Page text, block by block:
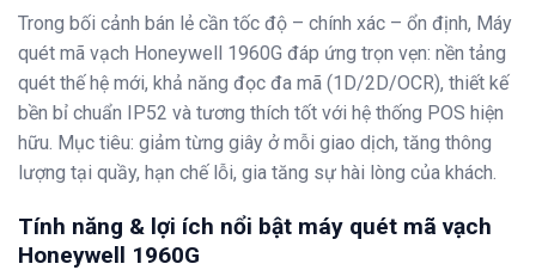
Trong bối cảnh bán lẻ cần tốc độ – chính xác – ổn định, Máy
quét mã vạch Honeywell 1960G đáp ứng trọn vẹn: nền tảng
quét thế hệ mới, khả năng đọc đa mã (1D/2D/OCR), thiết kế
bền bỉ chuẩn IP52 và tương thích tốt với hệ thống POS hiện
hữu. Mục tiêu: giảm từng giây ở mỗi giao dịch, tăng thông
lượng tại quầy, hạn chế lỗi, gia tăng sự hài lòng của khách.
Tính năng & lợi ích nổi bật máy quét mã vạch
Honeywell 1960G